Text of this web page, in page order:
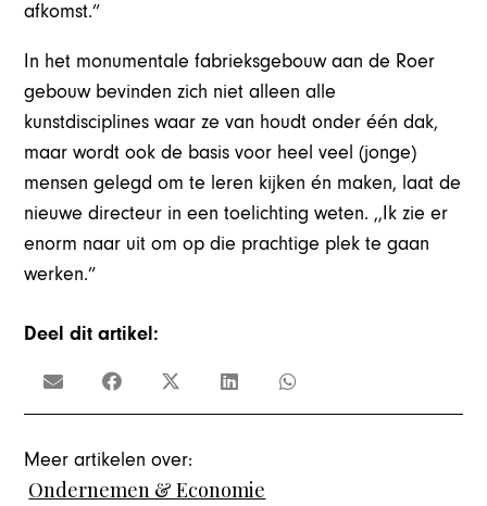
afkomst.”
In het monumentale fabrieksgebouw aan de Roer
gebouw bevinden zich niet alleen alle
kunstdisciplines waar ze van houdt onder één dak,
maar wordt ook de basis voor heel veel (jonge)
mensen gelegd om te leren kijken én maken, laat de
nieuwe directeur in een toelichting weten. ,,Ik zie er
enorm naar uit om op die prachtige plek te gaan
werken.”
Deel dit artikel:
Meer artikelen over:
Ondernemen & Economie